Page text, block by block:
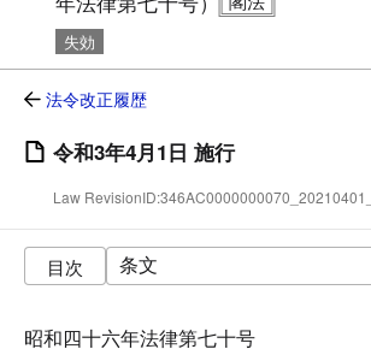
失効
法令改正履歴
令和3年4月1日 施行
Law
目次
昭和四十六年法律第七十号